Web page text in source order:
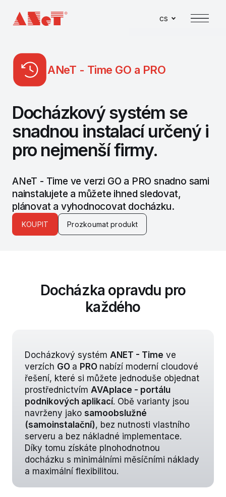
Menu
cs
ANeT - Time GO a PRO
Docházkový systém se
snadnou instalací určený i
pro nejmenší firmy.
ANeT - Time ve verzi GO a PRO snadno sami
nainstalujete a můžete ihned sledovat,
plánovat a vyhodnocovat docházku.
KOUPIT Prozkoumat produkt
Docházka opravdu pro
každého
Docházkový systém ANET - Time ve
verzích GO a PRO nabízí moderní cloudové
řešení, které si můžete jednoduše objednat
prostřednictvím AVAplace - portálu
podnikových aplikací. Obě varianty jsou
navrženy jako samoobslužné
(samoinstalační), bez nutnosti vlastního
serveru a bez nákladné implementace.
Díky tomu získáte plnohodnotnou
docházku s minimálními měsíčními náklady
a maximální flexibilitou.